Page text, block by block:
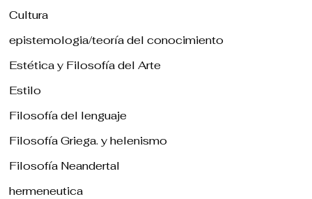
Cultura
epistemologia/teoría del conocimiento
Estética y Filosofía del Arte
Estilo
Filosofía del lenguaje
Filosofía Griega. y helenismo
Filosofía Neandertal
hermeneutica